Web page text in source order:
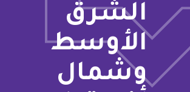
الشرق
الأوسط
وشمال